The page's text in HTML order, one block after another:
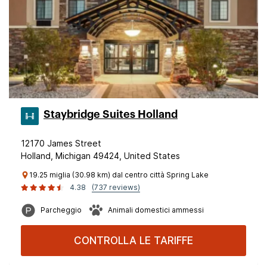
Staybridge Suites Holland
12170 James Street
Holland, Michigan 49424, United States
19.25 miglia (30.98 km) dal centro città Spring Lake
4.38
(737 reviews)
Parcheggio Animali domestici ammessi
CONTROLLA LE TARIFFE